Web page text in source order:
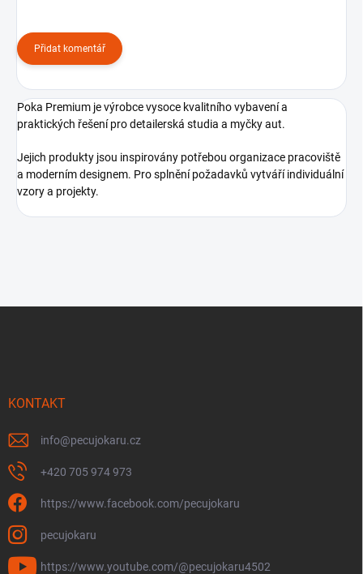
Přidat komentář
Poka Premium je výrobce vysoce kvalitního vybavení a
praktických řešení pro detailerská studia a myčky aut.
Jejich produkty jsou inspirovány potřebou organizace pracoviště
a moderním designem. Pro splnění požadavků vytváří individuální
vzory a projekty.
KONTAKT
info@pecujokaru.cz
+420 705 974 973
https://www.facebook.com/pecujokaru
pecujokaru
https://www.youtube.com/@pecujokaru4502